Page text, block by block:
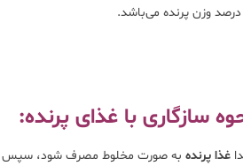
سازگاری با غذای پرنده:
غذا پرنده به صورت مخلوط مصرف شود، سپس